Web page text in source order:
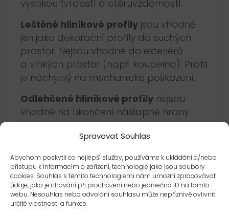
Spravovat Souhlas
Abychom poskytli co nejlepší služby, používáme k ukládání a/nebo
přístupu k informacím o zařízení, technologie jako jsou soubory
cookies. Souhlas s těmito technologiemi nám umožní zpracovávat
údaje, jako je chování při procházení nebo jedinečná ID na tomto
webu. Nesouhlas nebo odvolání souhlasu může nepříznivě ovlivnit
určité vlastnosti a funkce.
vysokou tvrdostí a otěruvzdorností.
Leštěné hliníkové profilyjsou vhodné
jen jako dekorační profily do suchých
prostor. Nejsou vhodné do exteriérů
a vlhkých prostor (např. koupelna). Profil
je náchylný na mechanické poškození.
Odlehčené hliníkové profilynejsou
vhodné na ukončení nášlapné hrany
schodu.
povětrnostním vlivům, vlhkosti i UV záření,
jsou barevně stálé. Povrch profilu je
nutné chránit proti mechanickému
poškození (poškrábání), je citlivý na